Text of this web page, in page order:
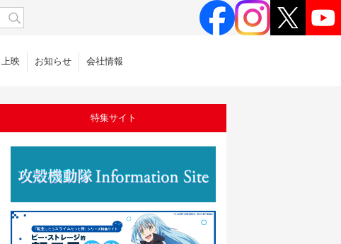
上映 お知らせ 会社情報
特集サイト